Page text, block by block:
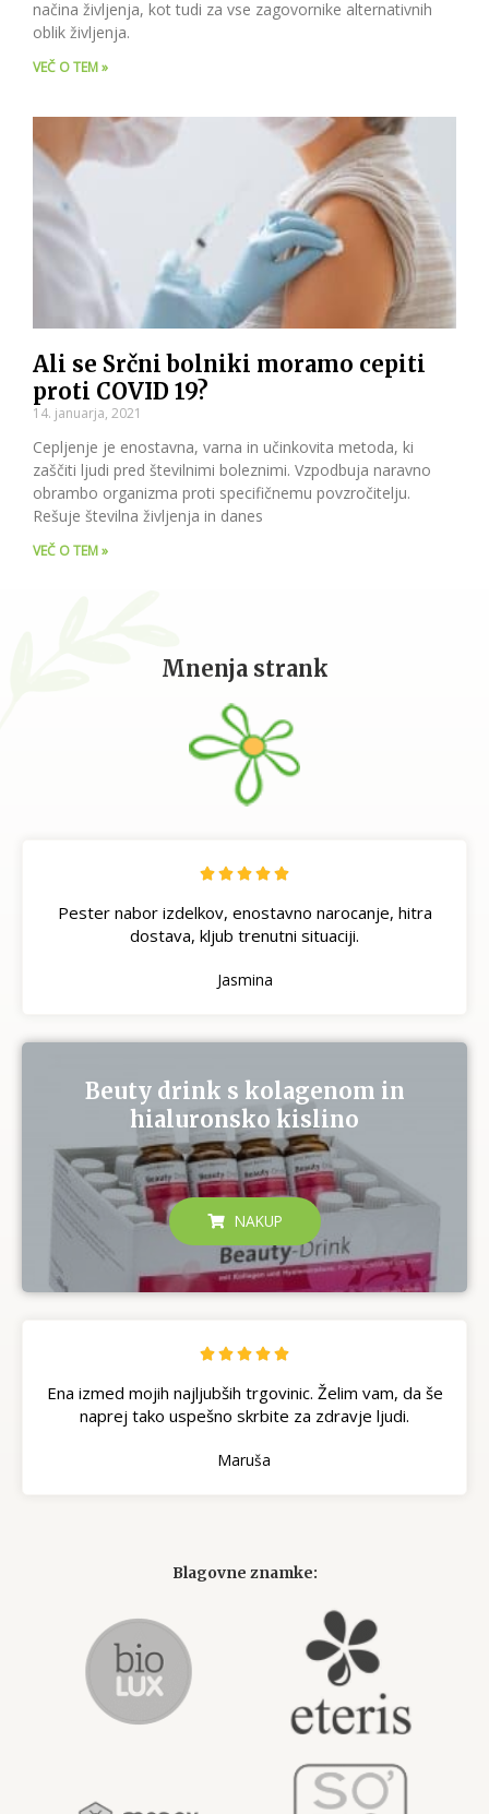
načina življenja, kot tudi za vse zagovornike alternativnih
oblik življenja.
VEČ O TEM »
Ali se Srčni bolniki moramo cepiti
proti COVID 19?
14. januarja, 2021
Cepljenje je enostavna, varna in učinkovita metoda, ki
zaščiti ljudi pred številnimi boleznimi. Vzpodbuja naravno
obrambo organizma proti specifičnemu povzročitelju.
Rešuje številna življenja in danes
VEČ O TEM »
Mnenja strank
    
Pester nabor izdelkov, enostavno narocanje, hitra
dostava, kljub trenutni situaciji.
Jasmina
Beuty drink s kolagenom in
hialuronsko kislino
NAKUP
    
Ena izmed mojih najljubših trgovinic. Želim vam, da še
naprej tako uspešno skrbite za zdravje ljudi.
Maruša
Blagovne znamke: